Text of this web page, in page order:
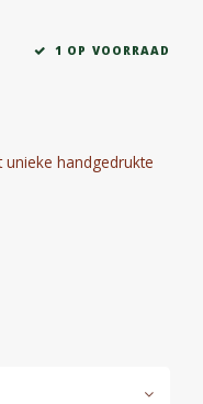
1 OP VOORRAAD
handgedrukte